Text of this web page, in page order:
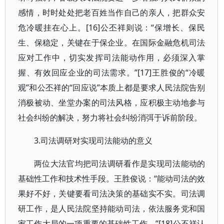
感情，时时处处把老百姓当作自己的亲人，把群众安
危冷暖挂在心上。[16]公丕祥则说：“保增长、保民
生、保稳定，关键在于保企业。在国际金融危机司法
应对工作中，切实发挥司法能动作用，必须深入掌
握、有效回应企业的司法需求。”[17]王胜俊的“冷暖
观”和公丕祥的“回应说”本质上都是要求人民法院告别
消极被动、坐堂办案的司法风格，应积极主动地参与
社会纠纷的解决，努力将社会纠纷消弭于诉前阶段。
3.司法调研对实现司法能动的意义
两位大法官均把司法调研看作是实现司法能动的
基础性工作和技术性手段。王胜俊说：“能动司法的效
果好不好，关键要看司法决策的基础实不实。司法调
研工作，是人民法院坚持能动司法，依法服务党和国